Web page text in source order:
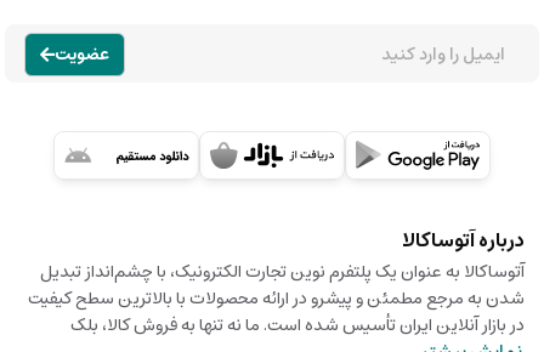
عضویت
درباره آتوساکالا
آتوساکالا به عنوان یک پلتفرم نوین تجارت الکترونیک، با چشم‌انداز تبدیل
شدن به مرجع مطمئن و پیشرو در ارائه محصولات با بالاترین سطح کیفیت
در بازار آنلاین ایران تأسیس شده است. ما نه تنها به فروش کالا، بلک